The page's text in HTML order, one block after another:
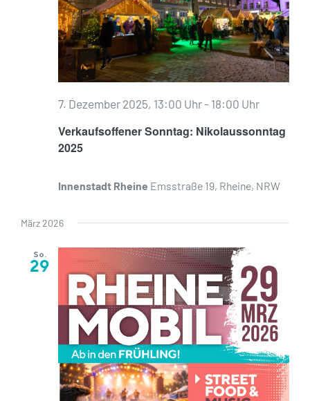
Verkaufsoffener Sonntag: Nikolaussonntag
2025
7. Dezember 2025, 13:00 Uhr- 18:00 Uhr
Innenstadt Rheine Emsstraße 19, Rheine, NRW
März 2026
So.
29